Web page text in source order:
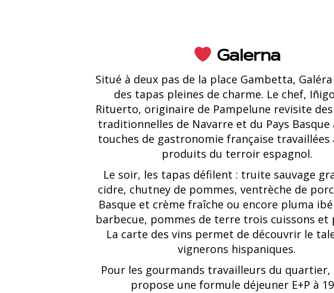
Galerna
Situé à deux pas de la place Gambetta,
des tapas pleines de charme. Le chef,
Rituerto, originaire de Pampelune revisite
traditionnelles de Navarre et du Pays Basque
touches de gastronomie française travaillées
produits du terroir espagnol.
Le soir, les tapas défilent : truite sauvage
cidre, chutney de pommes, ventrèche de
Basque et crème fraîche ou encore pluma
barbecue, pommes de terre trois cuissons et
La carte des vins permet de découvrir le
vignerons hispaniques.
Pour les gourmands travailleurs du quartier,
propose une formule déjeuner E+P à